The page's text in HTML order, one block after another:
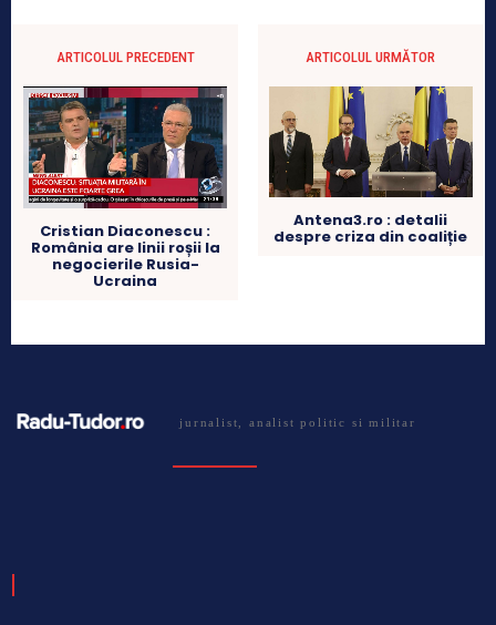
ARTICOLUL PRECEDENT
Cristian Diaconescu :
România are linii roșii la
negocierile Rusia-
Ucraina
ARTICOLUL URMĂTOR
Antena3.ro : detalii
despre criza din coaliție
jurnalist, analist politic si militar